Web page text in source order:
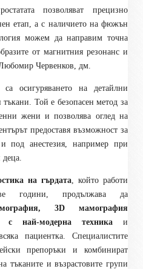
позволяват прецизно
етап, а с наличието на фюжън
можем да направим точна
от магнитния резонанс и
Червенков, дм.
осигуряването на детайлни
Той е безопасен метод за
жени и позволява оглед на
предоставя възможност за
под анестезия, например при
на гърдата , който работи
години, продължава да
3D мамография
с най-модерна техникаи
пациентка. Специалистите
препоръки и комбинират
тъканите и възрастовите групи